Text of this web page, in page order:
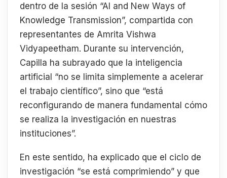
dentro de la sesión “AI and New Ways of
Knowledge Transmission”, compartida con
representantes de Amrita Vishwa
Vidyapeetham. Durante su intervención,
Capilla ha subrayado que la inteligencia
artificial “no se limita simplemente a acelerar
el trabajo científico”, sino que “está
reconfigurando de manera fundamental cómo
se realiza la investigación en nuestras
instituciones”.
En este sentido, ha explicado que el ciclo de
investigación “se está comprimiendo” y que